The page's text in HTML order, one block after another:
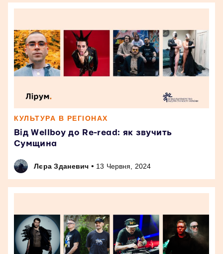
КУЛЬТУРА В РЕГІОНАХ
Від Wellboy до Re-read: як звучить
Сумщина
Лєра Зданевич • 13 Червня, 2024